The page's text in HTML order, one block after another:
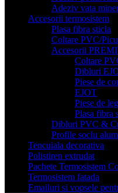
Adeziv vata
Accesorii termosistem
Plasa fibra sticla
Coltare PVC/
Accesorii
Coltare
Dibluri
Piese de
EJOT
Piese de
Plasa fibra
Dibluri PVC &
Profile soclu
Tencuiala decorativa
Polistiren extrudat
Pachete Termosistem
Termosistem fatada
Emailuri si vopsele